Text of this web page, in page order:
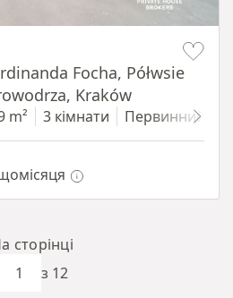
Focha, Półwsie
Kraków
m² 3 кімнати Первинний
з 12
сторінці